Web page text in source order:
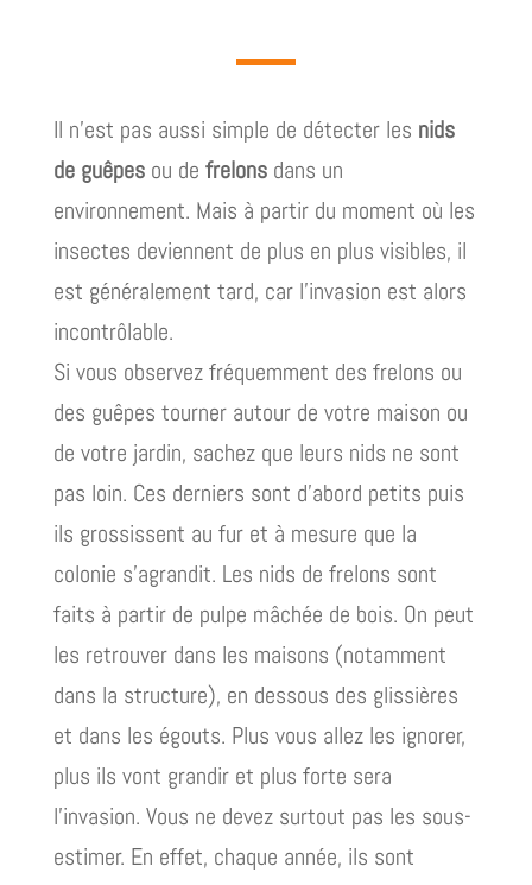
Il n’est pas aussi simple de détecter les nids
de guêpesou de frelonsdans un
environnement. Mais à partir du moment où les
insectes deviennent de plus en plus visibles, il
est généralement tard, car l’invasion est alors
incontrôlable.
Si vous observez fréquemment des frelons ou
des guêpes tourner autour de votre maison ou
de votre jardin, sachez que leurs nids ne sont
pas loin. Ces derniers sont d’abord petits puis
ils grossissent au fur et à mesure que la
colonie s’agrandit. Les nids de frelons sont
faits à partir de pulpe mâchée de bois. On peut
les retrouver dans les maisons (notamment
dans la structure), en dessous des glissières
et dans les égouts. Plus vous allez les ignorer,
plus ils vont grandir et plus forte sera
l’invasion. Vous ne devez surtout pas les sous-
estimer. En effet, chaque année, ils sont